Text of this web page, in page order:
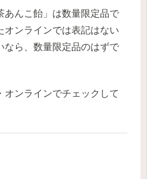
あんこ飴」は数量限定品で
オンラインでは表記はない
なら、数量限定品のはずで
オンラインでチェックして